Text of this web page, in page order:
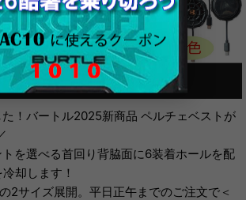
！バートル2025新商品 ペルチェベストが
を選べる首回り背脇面に6装着ホールを配
却します！
2サイズ展開。平日正午までのご注文で＜